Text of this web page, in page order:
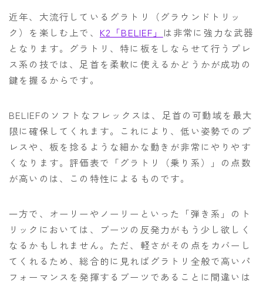
近年、大流行しているグラトリ（グラウンドトリッ
ク）を楽しむ上で、 K2「BELIEF」 は非常に強力な武器
となります。グラトリ、特に板をしならせて行うプレ
ス系の技では、足首を柔軟に使えるかどうかが成功の
鍵を握るからです。
BELIEFのソフトなフレックスは、足首の可動域を最大
限に確保してくれます。これにより、低い姿勢でのプ
レスや、板を捻るような細かな動きが非常にやりやす
くなります。評価表で「グラトリ（乗り系）」の点数
が高いのは、この特性によるものです。
一方で、オーリーやノーリーといった「弾き系」のト
リックにおいては、ブーツの反発力がもう少し欲しく
なるかもしれません。ただ、軽さがその点をカバーし
てくれるため、総合的に見ればグラトリ全般で高いパ
フォーマンスを発揮するブーツであることに間違いは